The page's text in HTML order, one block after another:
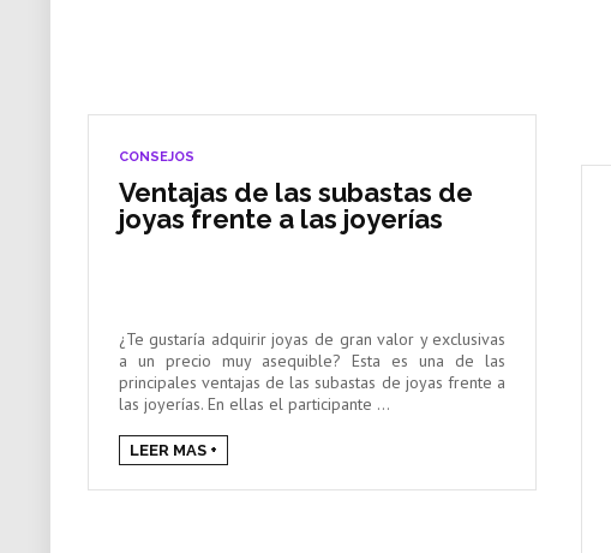
CONSEJOS
Ventajas de las subastas de
joyas frente a las joyerías
¿Te gustaría adquirir joyas de gran valor y exclusivas
a un precio muy asequible? Esta es una de las
principales ventajas de las subastas de joyas frente a
las joyerías. En ellas el participante ...
LEER MAS +